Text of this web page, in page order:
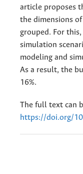
article proposes
the dimensions
grouped. For
simulation
modeling and
As a result, the
16%.
The full text can
https://doi.org/